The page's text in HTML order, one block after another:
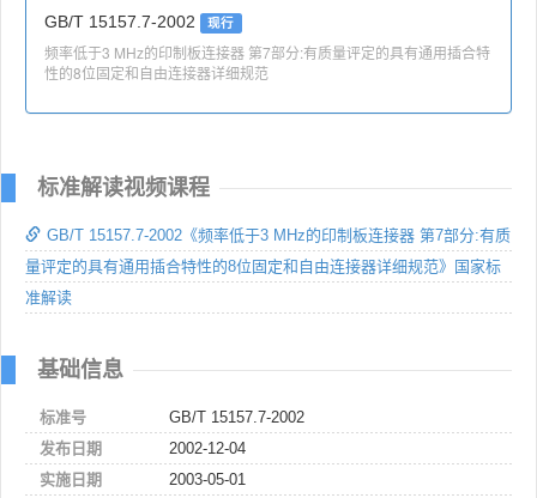
GB/T 15157.7-2002 现行
频率低于3 MHz的印制板连接器 第7部分:有质量评定的具有通用插合特
性的8位固定和自由连接器详细规范
标准解读视频课程
GB/T 15157.7-2002《频率低于3 MHz的印制板连接器 第7部分:有质
量评定的具有通用插合特性的8位固定和自由连接器详细规范》国家标
准解读
基础信息
标准号
GB/T 15157.7-2002
发布日期
2002-12-04
实施日期
2003-05-01